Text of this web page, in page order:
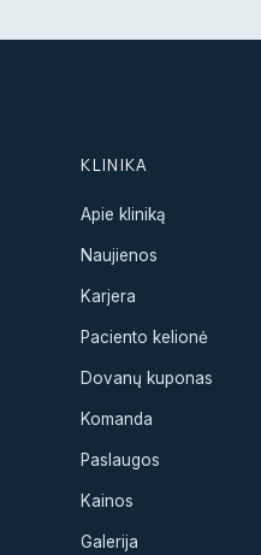
KLINIKA
Apie kliniką
Naujienos
Karjera
Paciento kelionė
Dovanų kuponas
Komanda
Paslaugos
Kainos
Galerija